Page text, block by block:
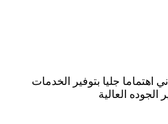
جليا بتوفير الخدمات
العالية